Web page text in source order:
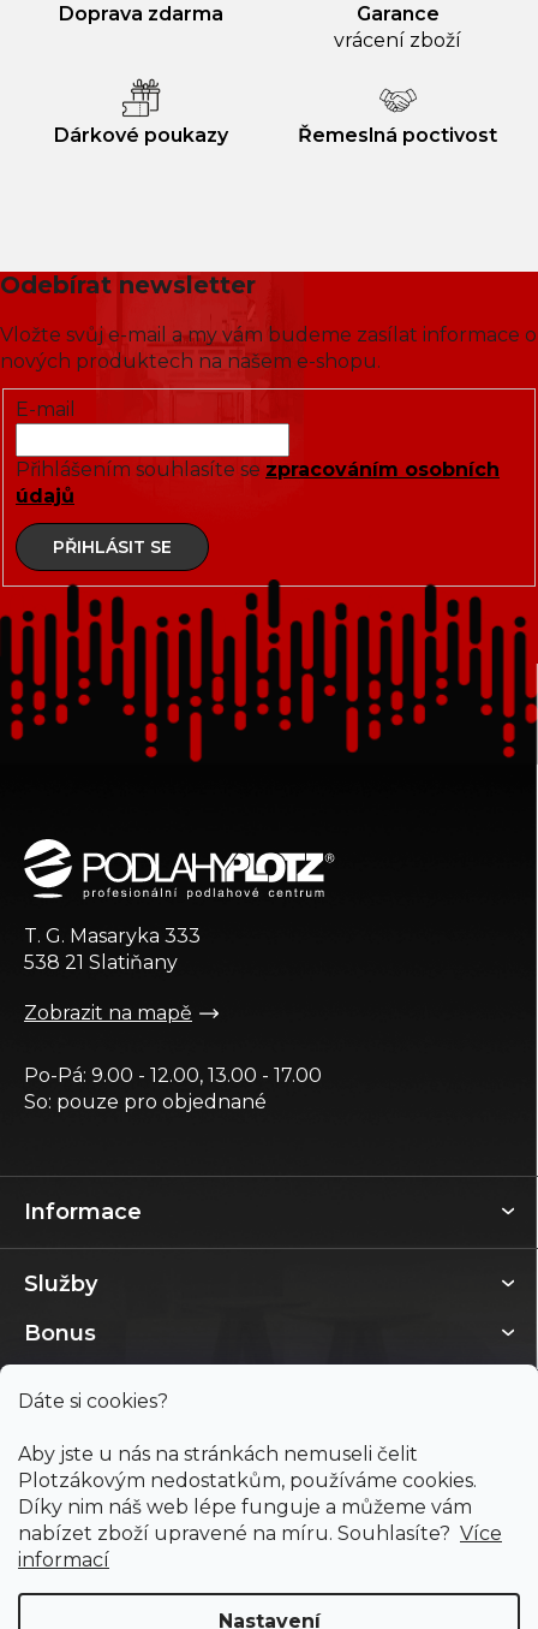
Dáte si cookies?
Aby jste u nás na stránkách nemuseli čelit
Plotzákovým nedostatkům, používáme cookies.
Díky nim náš web lépe funguje a můžeme vám
nabízet zboží upravené na míru. Souhlasíte? Více
informací
Nastavení
Doprava zdarma
Garance
vrácení zboží
Dárkové poukazy Řemeslná poctivost
Odebírat newsletter
Vložte svůj e-mail a my vám budeme zasílat informace o
nových produktech na našem e-shopu.
E-mail
Přihlášením souhlasíte se zpracováním osobních
údajů
PŘIHLÁSIT SE
Informace
Služby
Bonus
T. G. Masaryka 333
538 21 Slatiňany
Zobrazit na mapě
Po-Pá: 9.00 - 12.00, 13.00 - 17.00
So: pouze pro objednané